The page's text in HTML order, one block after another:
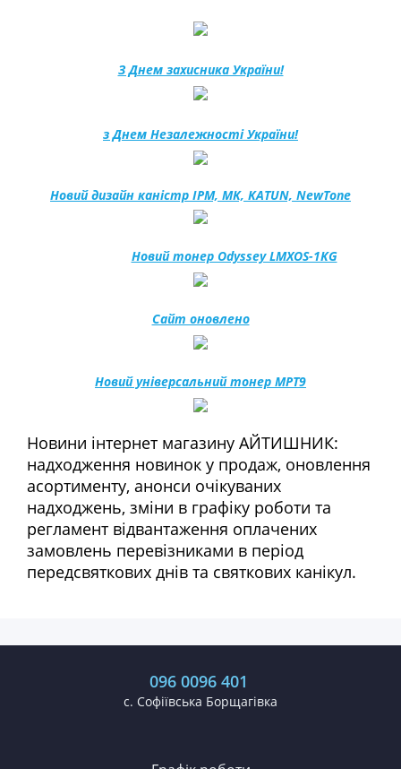
З Днем захисника України!
з Днем Незалежності України!
Новий дизайн каністр IPM, MK, KATUN, NewTone
Новий тонер Odyssey LMXOS-1KG
Сайт оновлено
Новий універсальний тонер MPT9
Новини інтернет магазину АЙТИШНИК:
надходження новинок у продаж, оновлення
асортименту, анонси очікуваних
надходжень, зміни в графіку роботи та
регламент відвантаження оплачених
замовлень перевізниками в період
передсвяткових днів та святкових канікул.
096 0096 401
с. Софіївська Борщагівка